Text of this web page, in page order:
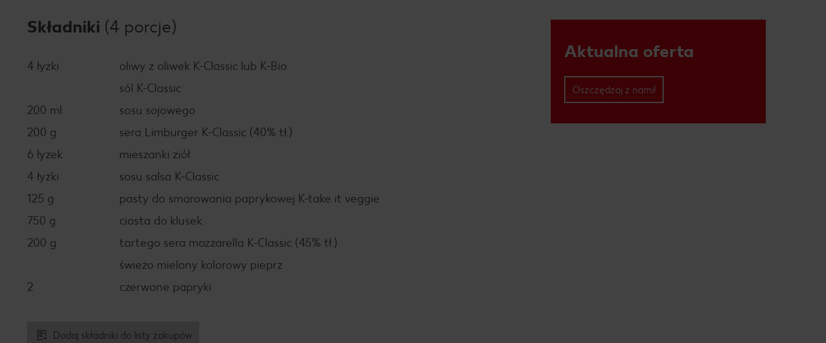
Aktualna oferta
Oszczędzaj z nami!
Składniki (4 porcje)
4 łyżki
oliwy z oliwek K-Classic lub K-Bio
sól K-Classic
200 ml
sosu sojowego
200 g
sera Limburger K-Classic (40% tł.)
6 łyżek
mieszanki ziół
4 łyżki
sosu salsa K-Classic
125 g
pasty do smarowania paprykowej K-take it veggie
750 g
ciasta do klusek
200 g
tartego sera mozzarella K-Classic (45% tł.)
świeżo mielony kolorowy pieprz
2
czerwone papryki
Dodaj składniki do listy zakupów